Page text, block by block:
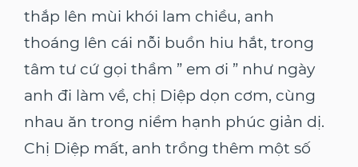
thắp lên mùi khói lam chiều, anh
thoáng lên cái nỗi buồn hiu hắt, trong
tâm tư cứ gọi thầm ” em ơi ” như ngày
anh đi làm về, chị Diệp dọn cơm, cùng
nhau ăn trong niềm hạnh phúc giản dị.
Chị Diệp mất, anh trồng thêm một số